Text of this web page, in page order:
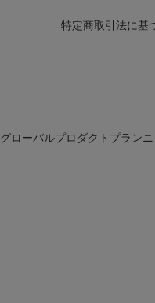
特定商取引法に基
グローバルプロダクトプラン